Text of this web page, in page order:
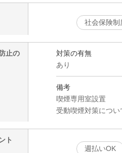
社会保険制
止の
対策の有無
あり
備考
喫煙専用室設置
受動喫煙対策につ
ト
週払いOK